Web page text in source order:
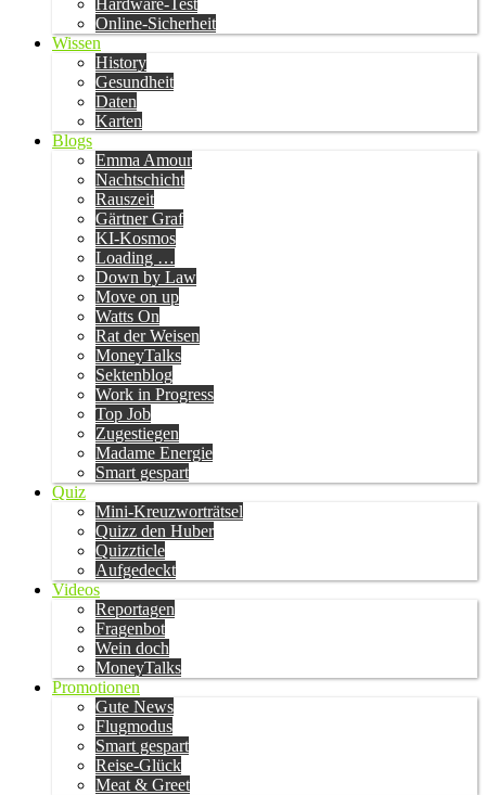
Hardware-Test
Online-Sicherheit
Wissen
History
Gesundheit
Daten
Karten
Blogs
Emma Amour
Nachtschicht
Rauszeit
Gärtner Graf
KI-Kosmos
Loading …
Down by Law
Move on up
Watts On
Rat der Weisen
MoneyTalks
Sektenblog
Work in Progress
Top Job
Zugestiegen
Madame Energie
Smart gespart
Quiz
Mini-Kreuzworträtsel
Quizz den Huber
Quizzticle
Aufgedeckt
Videos
Reportagen
Fragenbot
Wein doch
MoneyTalks
Promotionen
Gute News
Flugmodus
Smart gespart
Reise-Glück
Meat & Greet